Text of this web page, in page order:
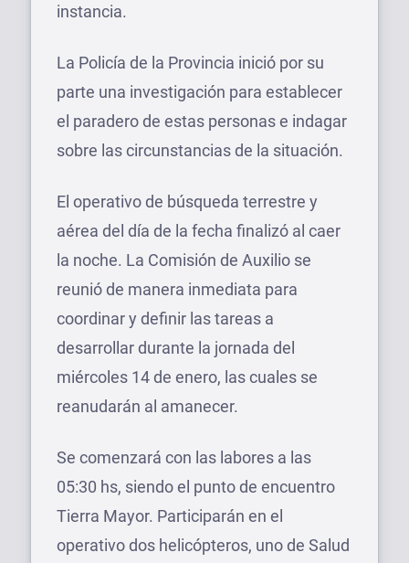
instancia.
La Policía de la Provincia inició por su
parte una investigación para establecer
el paradero de estas personas e indagar
sobre las circunstancias de la situación.
El operativo de búsqueda terrestre y
aérea del día de la fecha finalizó al caer
la noche. La Comisión de Auxilio se
reunió de manera inmediata para
coordinar y definir las tareas a
desarrollar durante la jornada del
miércoles 14 de enero, las cuales se
reanudarán al amanecer.
Se comenzará con las labores a las
05:30 hs, siendo el punto de encuentro
Tierra Mayor. Participarán en el
operativo dos helicópteros, uno de Salud